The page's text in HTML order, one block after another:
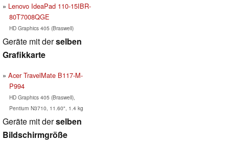
Lenovo IdeaPad 110-15IBR-
80T7008QGE
HD Graphics 405 (Braswell)
Geräte mit derselben
Grafikkarte
Acer TravelMate B117-M-
P994
HD Graphics 405 (Braswell),
Pentium N3710, 11.60", 1.4 kg
Geräte mit derselben
Bildschirmgröße